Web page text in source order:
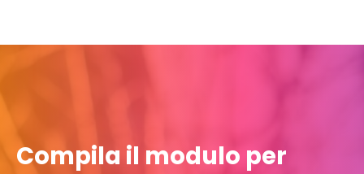
Compila il modulo per